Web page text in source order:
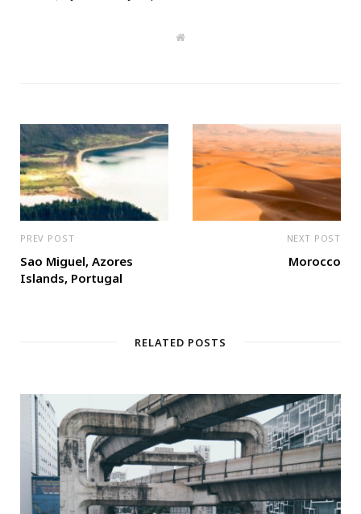
W
PREV POST
Sao Miguel, Azores
Islands, Portugal
NEXT POST
Morocco
RELATED POSTS